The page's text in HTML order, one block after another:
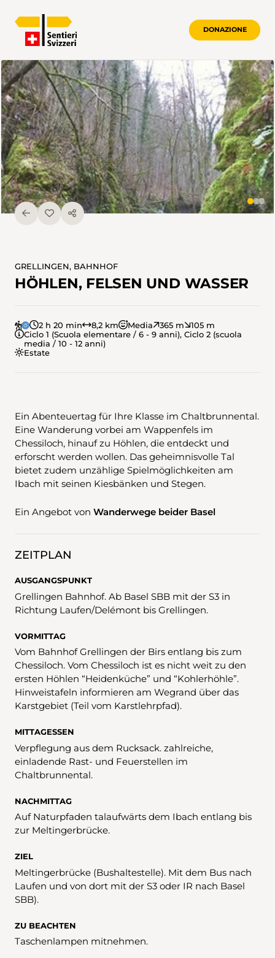
DONAZIONE
GRELLINGEN, BAHNHOF
HÖHLEN, FELSEN UND WASSER
2 h 20 min 8,2 km Media 365 m
105 m
Ciclo 1 (Scuola elementare / 6 - 9 anni), Ciclo 2 (scuola
media / 10 - 12 anni)
Estate
Ein Abenteuertag für Ihre Klasse im Chaltbrunnental.
Eine Wanderung vorbei am Wappenfels im
Chessiloch, hinauf zu Höhlen, die entdeckt und
erforscht werden wollen. Das geheimnisvolle Tal
bietet zudem unzählige Spielmöglichkeiten am
Ibach mit seinen Kiesbänken und Stegen.
Ein Angebot von Wanderwege beider Basel
ZEITPLAN
AUSGANGSPUNKT
Grellingen Bahnhof. Ab Basel SBB mit der S3 in
Richtung Laufen/Delémont bis Grellingen.
VORMITTAG
Vom Bahnhof Grellingen der Birs entlang bis zum
Chessiloch. Vom Chessiloch ist es nicht weit zu den
ersten Höhlen “Heidenküche” und “Kohlerhöhle”.
Hinweistafeln informieren am Wegrand über das
Karstgebiet (Teil vom Karstlehrpfad).
MITTAGESSEN
Verpflegung aus dem Rucksack. zahlreiche,
einladende Rast- und Feuerstellen im
Chaltbrunnental.
NACHMITTAG
Auf Naturpfaden talaufwärts dem Ibach entlang bis
zur Meltingerbrücke.
ZIEL
Meltingerbrücke (Bushaltestelle). Mit dem Bus nach
Laufen und von dort mit der S3 oder IR nach Basel
SBB).
ZU BEACHTEN
Taschenlampen mitnehmen.